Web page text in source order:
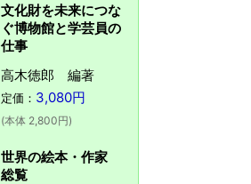
文化財を未来につな
ぐ博物館と学芸員の
仕事
高木徳郎 編著
定価： 3,080円
(本体 2,800円)
世界の絵本・作家
総覧